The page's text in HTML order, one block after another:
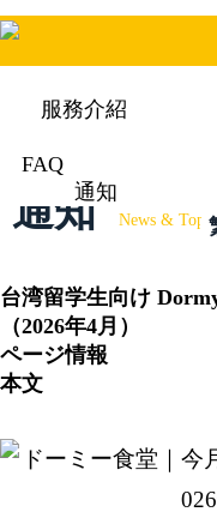
服務介紹
FAQ
通知
通知 News &
台湾留学生向け
（2026年4月）
ページ情報
本文